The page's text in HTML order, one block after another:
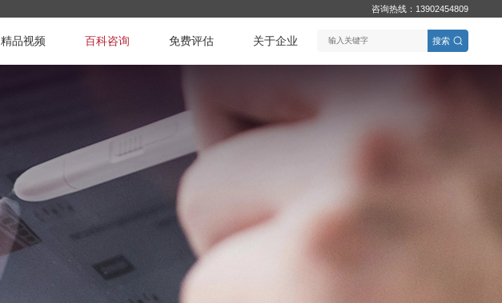
咨询热线：13902454809
精品视频 百科咨询 免费评估 关于企业 搜索